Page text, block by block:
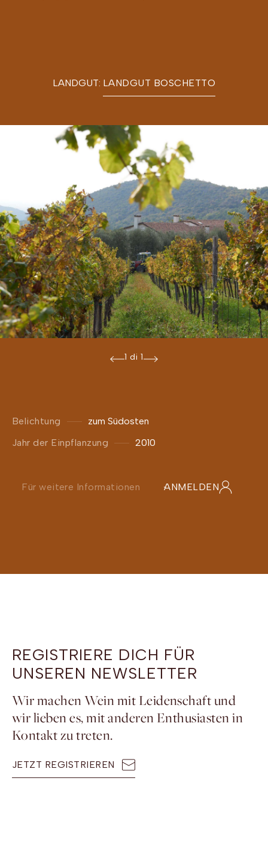
LANDGUT: LANDGUT BOSCHETTO
1 di 1
Belichtung
zum Südosten
Jahr der Einpflanzung
2010
Für weitere Informationen ANMELDEN
REGISTRIERE DICH FÜR
UNSEREN NEWSLETTER
Wir machen Wein mit Leidenschaft und
wir lieben es, mit anderen Enthusiasten in
Kontakt zu treten.
JETZT REGISTRIEREN